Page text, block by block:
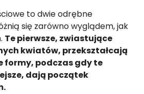
to dwie odrębne
się zarówno wyglądem, jak
Te pierwsze, zwiastujące
kwiatów, przekształcają
formy, podczas gdy te
dają początek